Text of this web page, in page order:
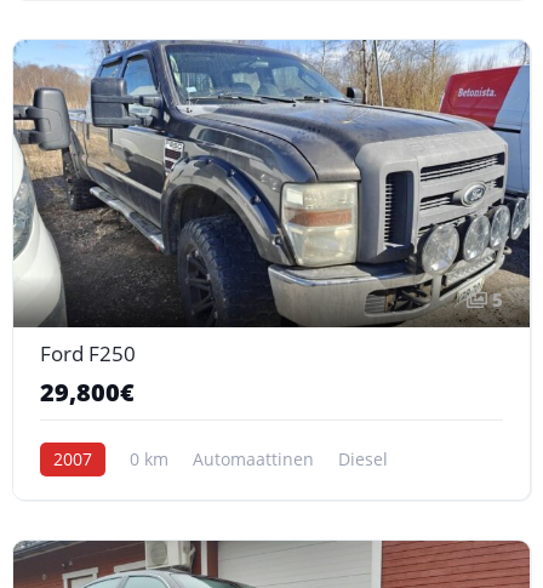
5
Ford F250
29,800€
2007 0 km Automaattinen Diesel